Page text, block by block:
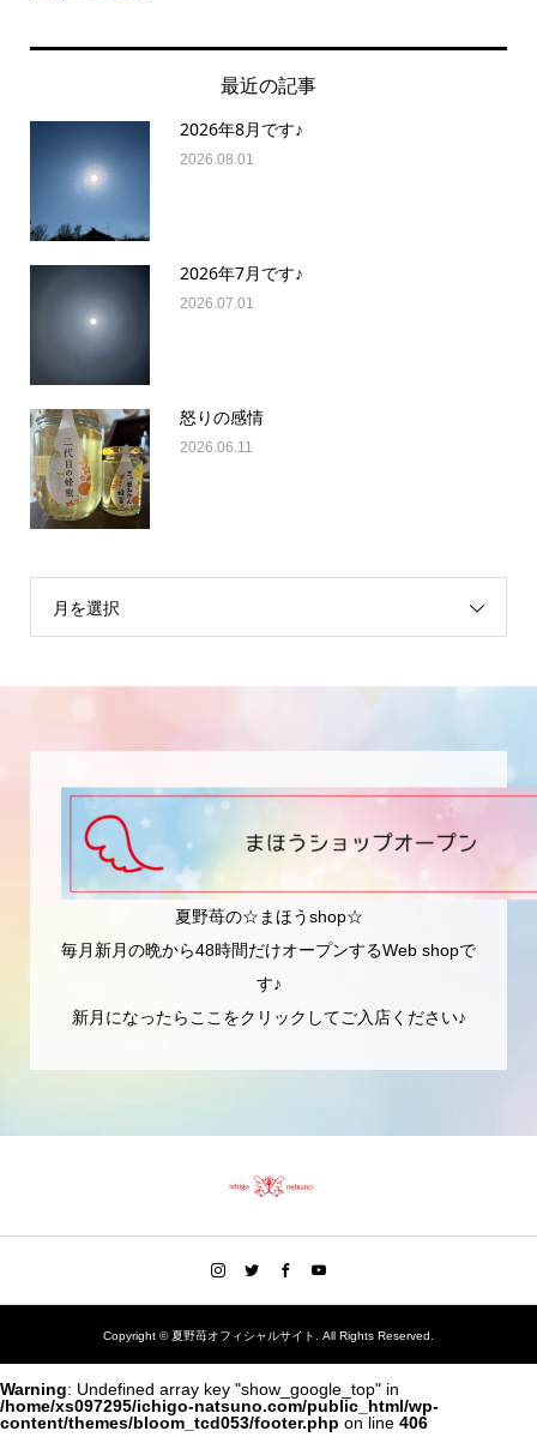
最近の記事
2026年8月です♪
2026.08.01
2026年7月です♪
2026.07.01
怒りの感情
2026.06.11
月を選択
夏野苺の☆まほうshop☆
毎月新月の晩から48時間だけオープンするWeb shopで
す♪
新月になったらここをクリックしてご入店ください♪
Copyright ©夏野苺オフィシャルサイト. All Rights Reserved.
Warning: Undefined array key "show_google_top" in
/home/xs097295/ichigo-natsuno.com/public_html/wp-
content/themes/bloom_tcd053/footer.php on line 406